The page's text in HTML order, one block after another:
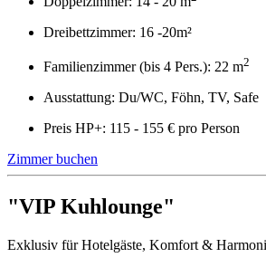
Dreibettzimmer: 16 -20m²
Familienzimmer (bis 4 Pers.): 22 m2
Ausstattung: Du/WC, Föhn, TV, Safe
Preis HP+: 115 - 155 € pro Person
Zimmer buchen
"VIP Kuhlounge"
Exklusiv für Hotelgäste, Komfort &